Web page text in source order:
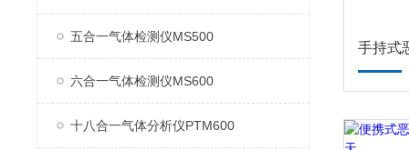
五合一气体检测仪MS500
六合一气体检测仪MS600
十八合一气体分析仪PTM600